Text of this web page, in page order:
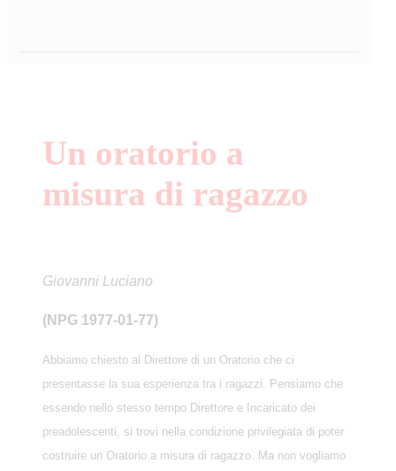
Un oratorio a
misura di ragazzo
Giovanni Luciano
(NPG 1977-01-77)
Abbiamo chiesto al Direttore di un Oratorio che ci
presentasse la sua esperienza tra i ragazzi. Pensiamo che
essendo nello stesso tempo Direttore e Incaricato dei
preadolescenti, si trovi nella condizione privilegiata di poter
costruire un Oratorio a misura di ragazzo. Ma non vogliamo